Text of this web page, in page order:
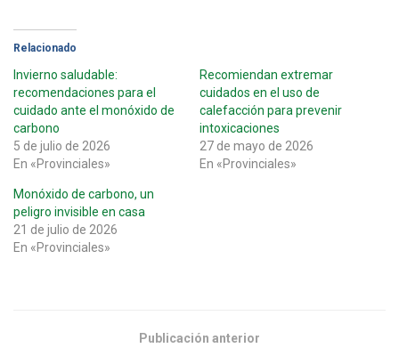
Relacionado
Invierno saludable:
recomendaciones para el
cuidado ante el monóxido de
carbono
5 de julio de 2026
En «Provinciales»
Recomiendan extremar
cuidados en el uso de
calefacción para prevenir
intoxicaciones
27 de mayo de 2026
En «Provinciales»
Monóxido de carbono, un
peligro invisible en casa
21 de julio de 2026
En «Provinciales»
Publicación anterior